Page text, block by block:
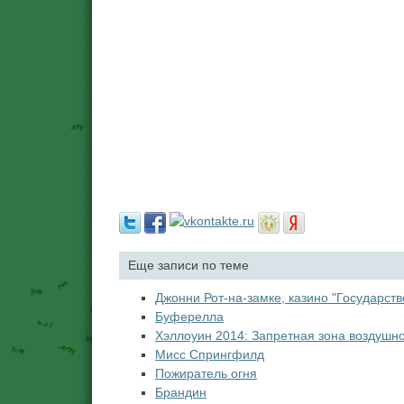
Еще записи по теме
Джонни Рот-на-замке, казино
Буферелла
Хэллоуин 2014: Запретная зона
Мисс Спрингфилд
Пожиратель огня
Брандин